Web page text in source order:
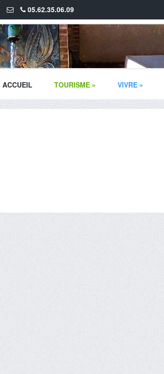
05.62.35.06.09
ACCUEIL TOURISME » VIVRE »